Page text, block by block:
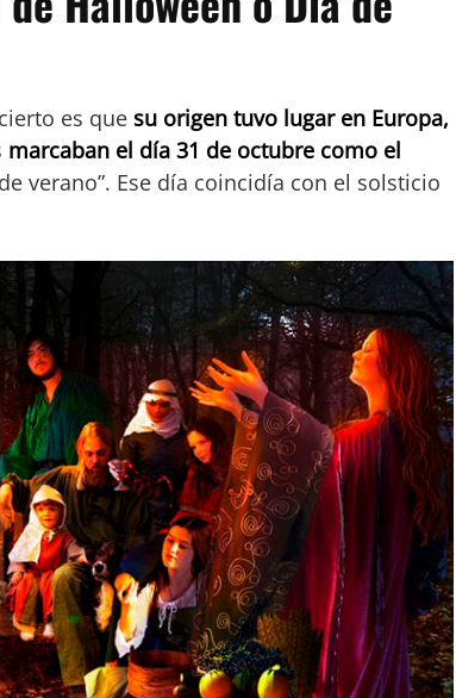
es que su origen tuvo lugar en Europa,
marcaban el día 31 de octubre como el
verano”. Ese día coincidía con el solsticio